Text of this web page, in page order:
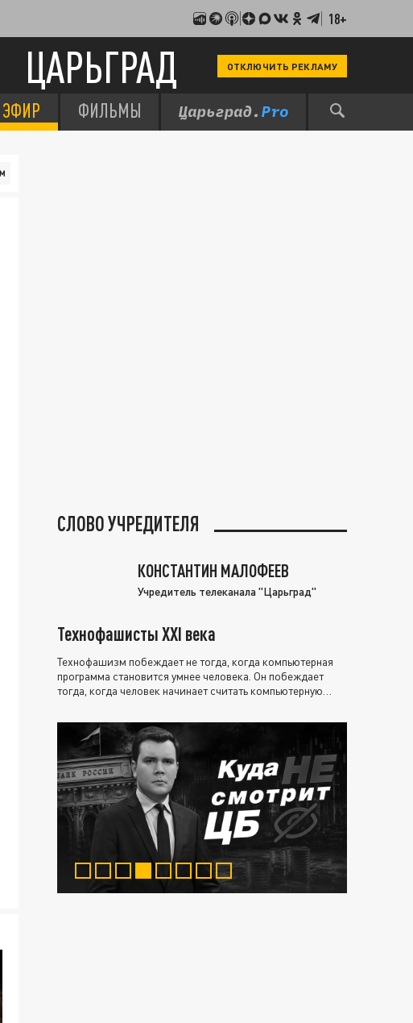
18+
ЦАРЬГРАД ОТКЛЮЧИТЬ РЕКЛАМУ
ЭФИР ФИЛЬМЫ
СЛОВО УЧРЕДИТЕЛЯ
КОНСТАНТИН МАЛОФЕЕВ
Учредитель телеканала "Царьград"
Технофашисты XXI века
Технофашизм побеждает не тогда, когда компьютерная
программа становится умнее человека. Он побеждает
тогда, когда человек начинает считать компьютерную